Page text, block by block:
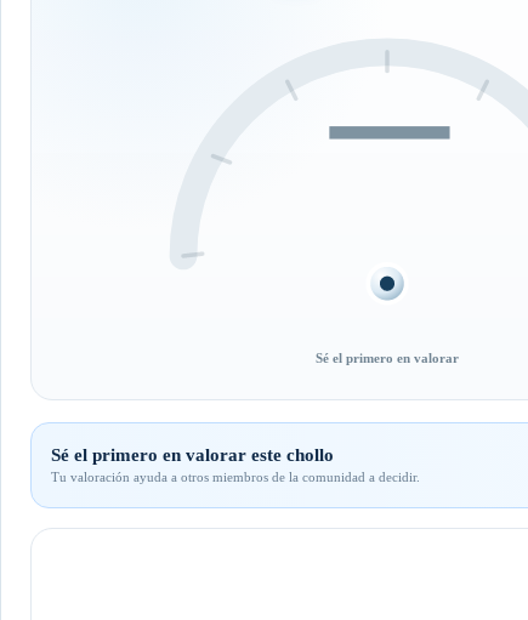
—
Sé el primero en valorar
Sé el primero en valorar este chollo
Tu valoración ayuda a otros miembros de la comunidad a decidir.